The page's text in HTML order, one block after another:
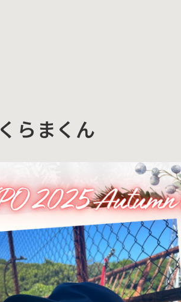
くらまくん